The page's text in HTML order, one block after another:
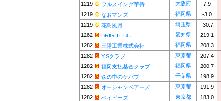
1219
フルスイング芋侍 大阪府
7.9
1219
なおマンズ 福岡県
-3.0
1219
花鳥風月 埼玉県
-30.7
1282
BRIGHT BC 愛知県
219.1
1282
三陽工業株式会社 福岡県
208.3
1282
Y.Sクラブ 東京都
207.4
1282
福岡支払基金クラブ 福岡県
200.7
1282
森の中のケバブ 千葉県
198.9
1282
オーシャンベアーズ 東京都
191.9
1282
ベイビーズ 東京都
183.0